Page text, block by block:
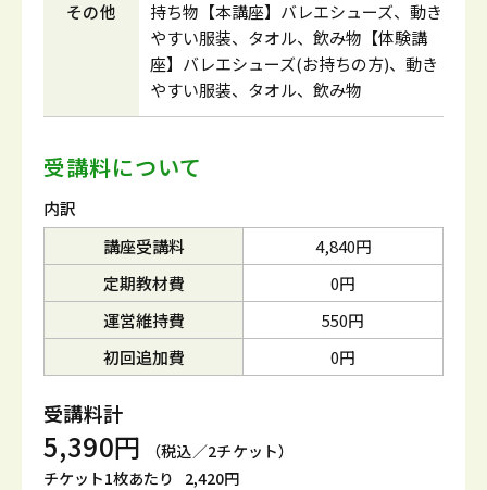
その他
持ち物【本講座】バレエシューズ、動き
やすい服装、タオル、飲み物【体験講
座】バレエシューズ(お持ちの方)、動き
やすい服装、タオル、飲み物
受講料について
内訳
講座受講料
4,840円
定期教材費
0円
運営維持費
550円
初回追加費
0円
受講料計
5,390円
（税込／2チケット）
チケット1枚あたり
2,420円